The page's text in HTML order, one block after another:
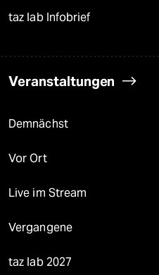
taz lab Infobrief
Veranstaltungen
Demnächst
Vor Ort
Live im Stream
Vergangene
taz lab 2027